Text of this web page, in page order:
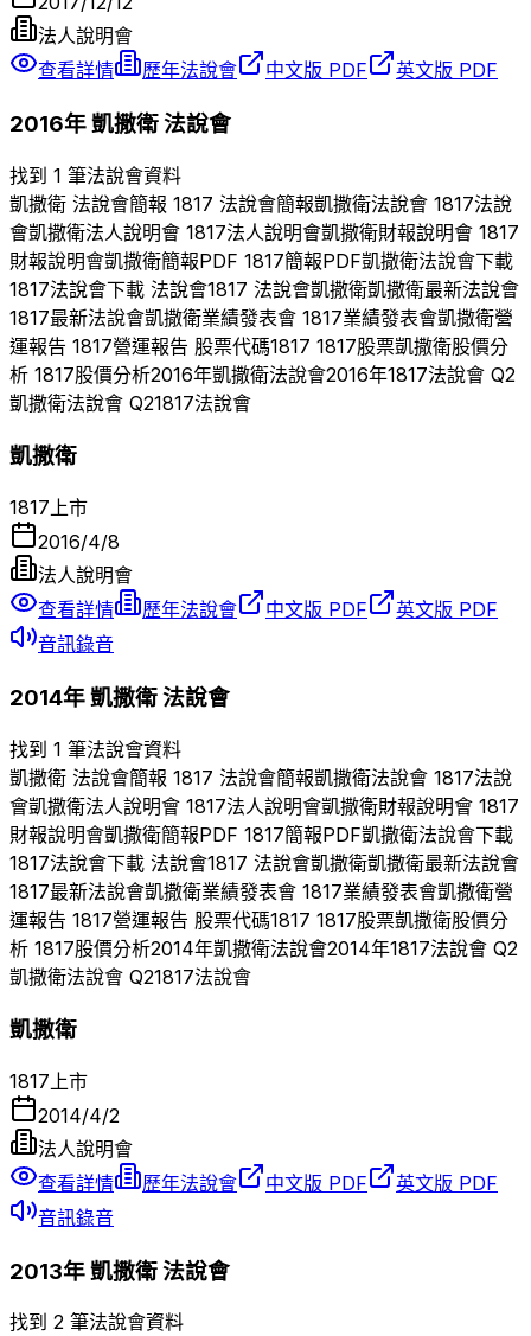
法人說明會
查看詳情
歷年法說會 中文版 PDF 英文版 PDF
2016年凱撒衛法說會
找到 1 筆法說會資料
凱撒衛 法說會簡報 1817 法說會簡報凱撒衛法說會 1817法說
會凱撒衛法人說明會 1817法人說明會凱撒衛財報說明會 1817
財報說明會凱撒衛簡報PDF 1817簡報PDF凱撒衛法說會下載
1817法說會下載 法說會1817 法說會凱撒衛凱撒衛最新法說會
1817最新法說會凱撒衛業績發表會 1817業績發表會凱撒衛營
運報告 1817營運報告 股票代碼1817 1817股票凱撒衛股價分
析 1817股價分析2016年凱撒衛法說會2016年1817法說會 Q2
凱撒衛法說會 Q21817法說會
凱撒衛
1817上市
2016/4/8
法人說明會
查看詳情
歷年法說會 中文版 PDF
英文版 PDF
音訊錄音
2014年凱撒衛法說會
找到 1 筆法說會資料
凱撒衛 法說會簡報 1817 法說會簡報凱撒衛法說會 1817法說
會凱撒衛法人說明會 1817法人說明會凱撒衛財報說明會 1817
財報說明會凱撒衛簡報PDF 1817簡報PDF凱撒衛法說會下載
1817法說會下載 法說會1817 法說會凱撒衛凱撒衛最新法說會
1817最新法說會凱撒衛業績發表會 1817業績發表會凱撒衛營
運報告 1817營運報告 股票代碼1817 1817股票凱撒衛股價分
析 1817股價分析2014年凱撒衛法說會2014年1817法說會 Q2
凱撒衛法說會 Q21817法說會
凱撒衛
1817上市
2014/4/2
法人說明會
查看詳情
歷年法說會 中文版 PDF
英文版 PDF
音訊錄音
2013年凱撒衛法說會
找到 2 筆法說會資料